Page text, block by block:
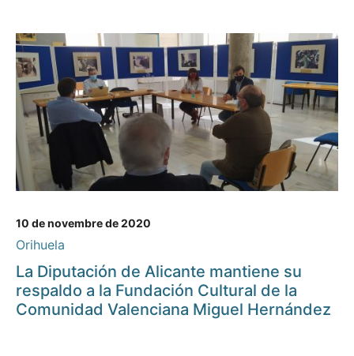
10 de novembre de 2020
Orihuela
La Diputación de Alicante mantiene su
respaldo a la Fundación Cultural de la
Comunidad Valenciana Miguel Hernández